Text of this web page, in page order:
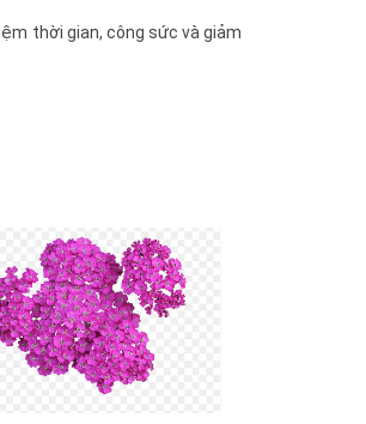
thời gian, công sức và giảm